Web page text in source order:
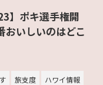
】ポキ選手権開
おいしいのはどこ
旅支度 ハワイ情報